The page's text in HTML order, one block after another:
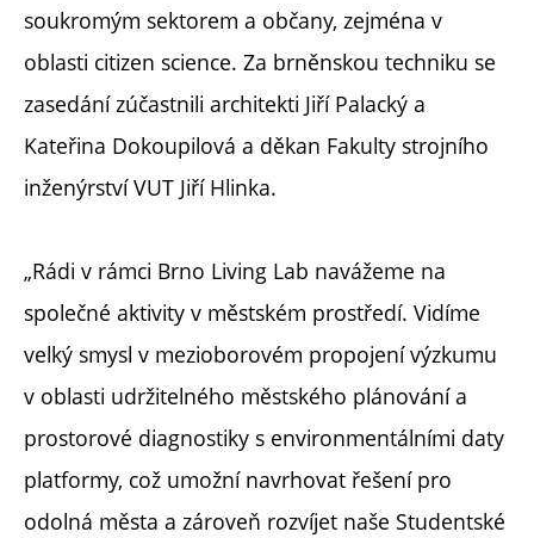
soukromým sektorem a občany, zejména v
oblasti citizen science. Za brněnskou techniku se
zasedání zúčastnili architekti Jiří Palacký a
Kateřina Dokoupilová a děkan Fakulty strojního
inženýrství VUT Jiří Hlinka.
„Rádi v rámci Brno Living Lab navážeme na
společné aktivity v městském prostředí. Vidíme
velký smysl v mezioborovém propojení výzkumu
v oblasti udržitelného městského plánování a
prostorové diagnostiky s environmentálními daty
platformy, což umožní navrhovat řešení pro
odolná města a zároveň rozvíjet naše Studentské